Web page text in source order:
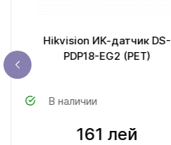
Hikvision ИК-датчик DS-
PDP18-EG2 (PET)
В наличии
161 лей